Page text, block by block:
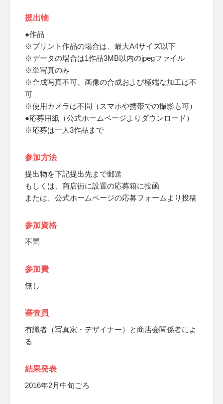
提出物
●作品
※プリント作品の場合は、最大A4サイズ以下
※データの場合は1作品3MB以内のjpegファイル
※単写真のみ
※合成写真不可、画像の合成および極端な加工は不
可
※使用カメラは不問（スマホや携帯での撮影も可）
●応募用紙（公式ホームページよりダウンロード）
※応募は一人3作品まで
参加方法
提出物を下記提出先まで郵送
もしくは、商店街に設置の応募箱に投函
または、公式ホームページの応募フォームより投稿
参加資格
不問
参加費
無し
審査員
有識者（写真家・デザイナー）と商店会関係者によ
る
結果発表
2016年2月中旬ごろ